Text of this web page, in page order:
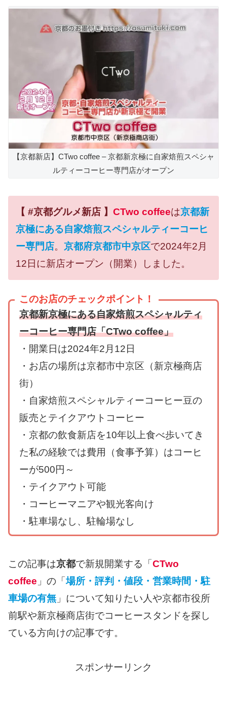
【京都新店】CTwo coffee – 京都新京極に自家焙煎スペシャ
ルティーコーヒー専門店がオープン
【 #京都グルメ新店 】 CTwo coffeeは京都新
京極にある自家焙煎スペシャルティーコーヒ
ー専門店。 京都府京都市中京区で2024年2月
12日に新店オープン（開業）しました。
このお店のチェックポイント！
京都新京極にある自家焙煎スペシャルティ
ーコーヒー専門店「CTwo coffee」
・開業日は2024年2月12日
・お店の場所は京都市中京区（新京極商店
街）
・自家焙煎スペシャルティーコーヒー豆の
販売とテイクアウトコーヒー
・京都の飲食新店を10年以上食べ歩いてき
た私の経験では費用（食事予算）はコーヒ
ーが500円～
・テイクアウト可能
・コーヒーマニアや観光客向け
・駐車場なし、駐輪場なし
この記事は京都で新規開業する「 CTwo
coffee 」の「場所・評判・値段・営業時間・駐
車場の有無 」について知りたい人や京都市役所
前駅や新京極商店街でコーヒースタンドを探し
ている方向けの記事です。
スポンサーリンク